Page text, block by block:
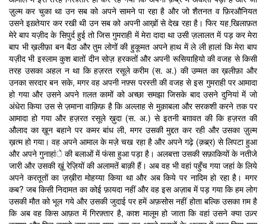
ज़ुल्म कर चुका था उन सब को अपने सामने पा रहा है और जो शैतनत व फ़िरऔनियत
उसने इख़्तेयार कर रखी थी उन सब को अपनी आख़ों से देख रहा है। फिर यह खि़लाफ़त
मेरे बाप यज़ीद के सिपुर्द हुई तो जिस गुमराही में मेरा दादा था उसी ज़लालत में पड़ कर मेरा
बाप भी ख़लीफ़ा बन बैठा और तुम लोगों की हुकूमत अपने हाथ में ले ली हालां कि मेरा बाप
यज़ीद भी इस्लाम कुश बातों दीन सोज़ हरकतों और अपनी रूसियाहियो की वजह से किसी
तरह उसका अहल न था कि हज़रत रसूले करीम (स. अ.) की उम्मत का ख़लीफ़ा और
उनका सरदार बन सके, मगर वह अपनी नफ़्स परस्ती की वजह से इस गुमराही पर आमादा
हो गया और उसने अपने ग़लत कामों को अच्छा समझा जिसके बाद उसने दुनियां में जो
अंधेरा किया उस से ज़माना वाक़िफ़ है कि अल्लाह से मुक़ाबला और सरकशी करने तक पर
आमादा हो गया और हज़रत रसूले ख़ुदा (स. अ.) से इतनी बग़ावत की कि हज़रत की
औलाद का ख़ून बहाने पर कमर बांध ली, मगर उसकी मुद्दत कर रही और उसका ज़ुल्म
ख़त्म हो गया। वह अपने आमाल के मज़े चख रहा है और अपने गढ़े (क़ब्र्र) से लिपटा हुआ
और अपने गुनाहांे की बलाओं में फंसा हुआ पड़ा है। अलबत्ता उसकी सफ़ाकियों के नतीजे
जारी और उसकी ख़ूं रेज़ियों की अलामतें बाक़ी हैं। अब वह भी वहां पहुँच गया जहां के लिये
अपने करतूतों का ज़ख़ीरा मोहय्या किया था और अब किये पर नादिम हो रहा है। मगर
कब? जब किसी निदामत का कोई फ़ायदा नहीं और वह इस अज़ाब में पड़ गया कि हम लोग
उसकी मौत को भूल गये और उसकी जुदाई पर हमें अफ़सोस नहीं होता बल्कि उसका ग़म है
कि अब वह किस आफ़त में गिरफ़्तार है, काश मालूम हो जाता कि वहां उसने क्या उज़्र